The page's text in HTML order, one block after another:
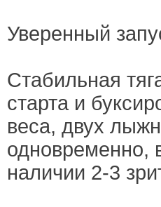
Уверенный
Стабильная
старта и
веса, двух
одновременно,
наличии 2-3